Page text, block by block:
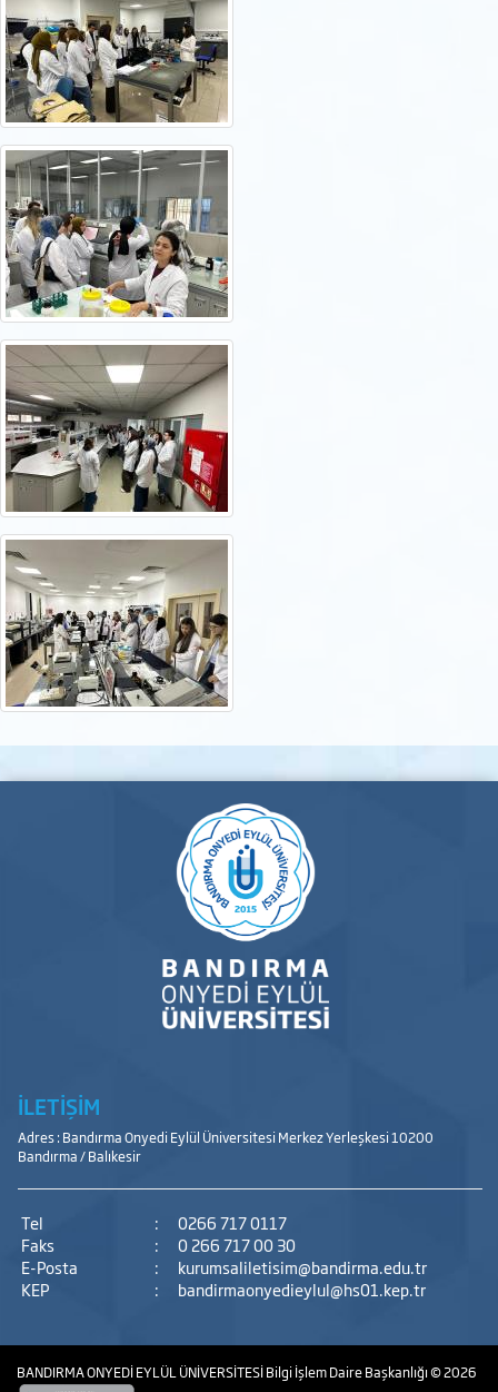
İLETİŞİM
Adres : Bandırma Onyedi Eylül Üniversitesi Merkez Yerleşkesi 10200
Bandırma / Balıkesir
Tel :
0266 717 0117
Faks
:
0 266 717 00 30
E-Posta
:
kurumsaliletisim@bandirma.edu.tr
KEP
: bandirmaonyedieylul@hs01.kep.tr
BANDIRMA ONYEDİ EYLÜL ÜNİVERSİTESİBilgi İşlem Daire Başkanlığı© 2026